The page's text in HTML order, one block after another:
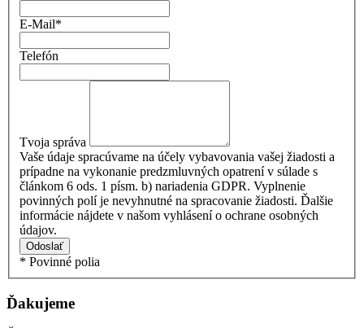
E-Mail*
Telefón
Tvoja správa
Vaše údaje spracúvame na účely vybavovania vašej žiadosti a
prípadne na vykonanie predzmluvných opatrení v súlade s
článkom 6 ods. 1 písm. b) nariadenia GDPR. Vyplnenie
povinných polí je nevyhnutné na spracovanie žiadosti. Ďalšie
informácie nájdete v našom vyhlásení o ochrane osobných
údajov.
Odoslať
* Povinné polia
Ďakujeme